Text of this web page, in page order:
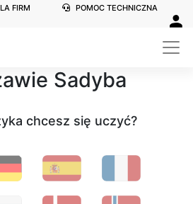
FIRM POMOC TECHNICZNA
językowa w
Sadyba
chcesz się uczyć?